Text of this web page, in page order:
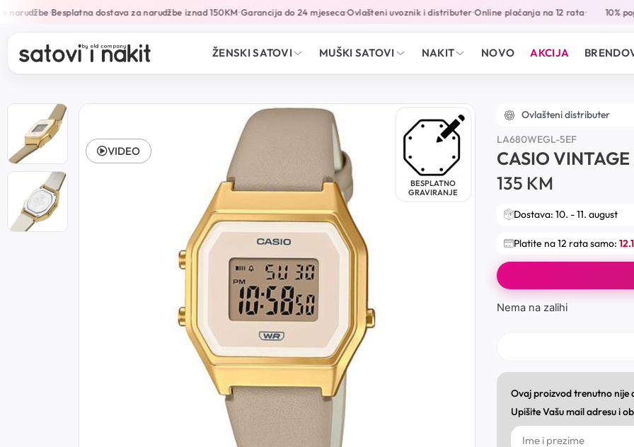
•Besplatna dostava za narudžbe iznad 150KM•Garancija do 24 mjeseca•Ovlašteni uvoznik i distributer•Online plaćanja na 12 rata• 10%
ŽENSKI SATOVI MUŠKI SATOVI NAKIT NOVO AKCIJA
BESPLATNO
GRAVIRANJE
VIDEO
Ovlašteni distributer
LA680WEGL-5EF
CASIO VINTAGE
135 KM
Dostava: 10. - 11. august
Platite na 12 rata samo:
Nema na zalihi
Ovaj proizvod trenutno nije
Upišite Vašu mail adresu i